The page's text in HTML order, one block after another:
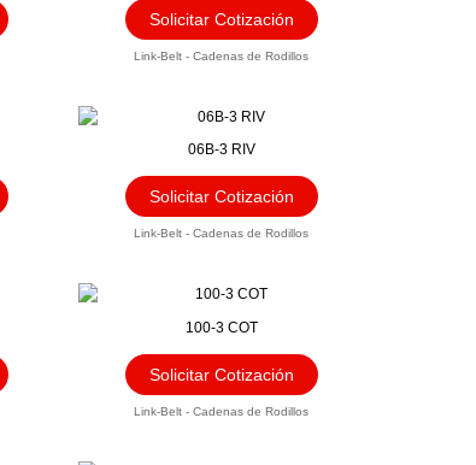
Solicitar Cotización
Link-Belt - Cadenas de Rodillos
06B-3 RIV
Solicitar Cotización
Link-Belt - Cadenas de Rodillos
100-3 COT
Solicitar Cotización
Link-Belt - Cadenas de Rodillos